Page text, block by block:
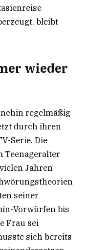
bleibt
wieder
regelmäßig
durch ihren
Serie. Die
Teenageralter
Jahren
seiner
Vorwürfen bis
Frau sei
sich bereits